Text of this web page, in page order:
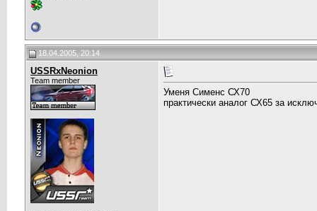
18.04.2005, 20:14
USSRxNeonion
Team member
Уменя Сименс СХ70
практически аналог СХ65 за